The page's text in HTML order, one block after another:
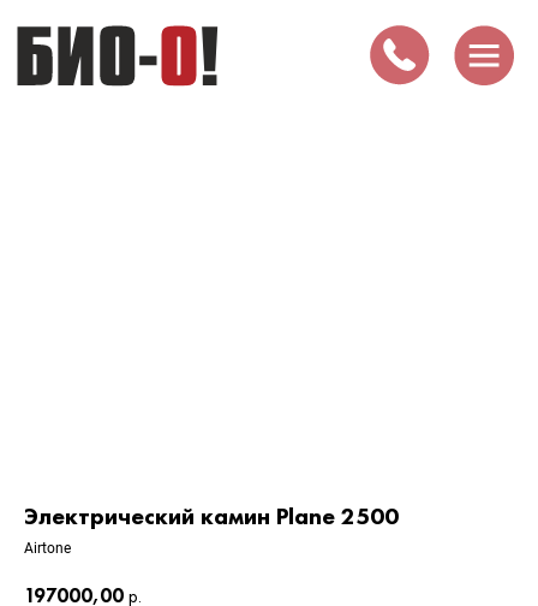
Электрический камин Plane 2500
Airtone
197000,00р.